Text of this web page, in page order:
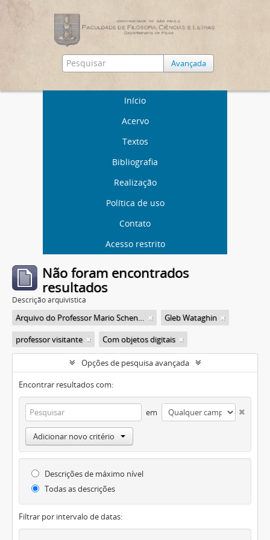
Avançada
Início
Acervo
Textos
Bibliografia
Realização
Política de uso
Contato
Acesso restrito
Não foram encontrados
resultados
Descrição arquivística
Arquivo do Professor Mario Schenberg
Gleb Wataghin
professor visitante
Com objetos digitais
Opções de pesquisa avançada
Encontrar resultados com:
em
Adicionar novo critério
Descrições de máximo nível
Todas as descrições
Filtrar por intervalo de datas: